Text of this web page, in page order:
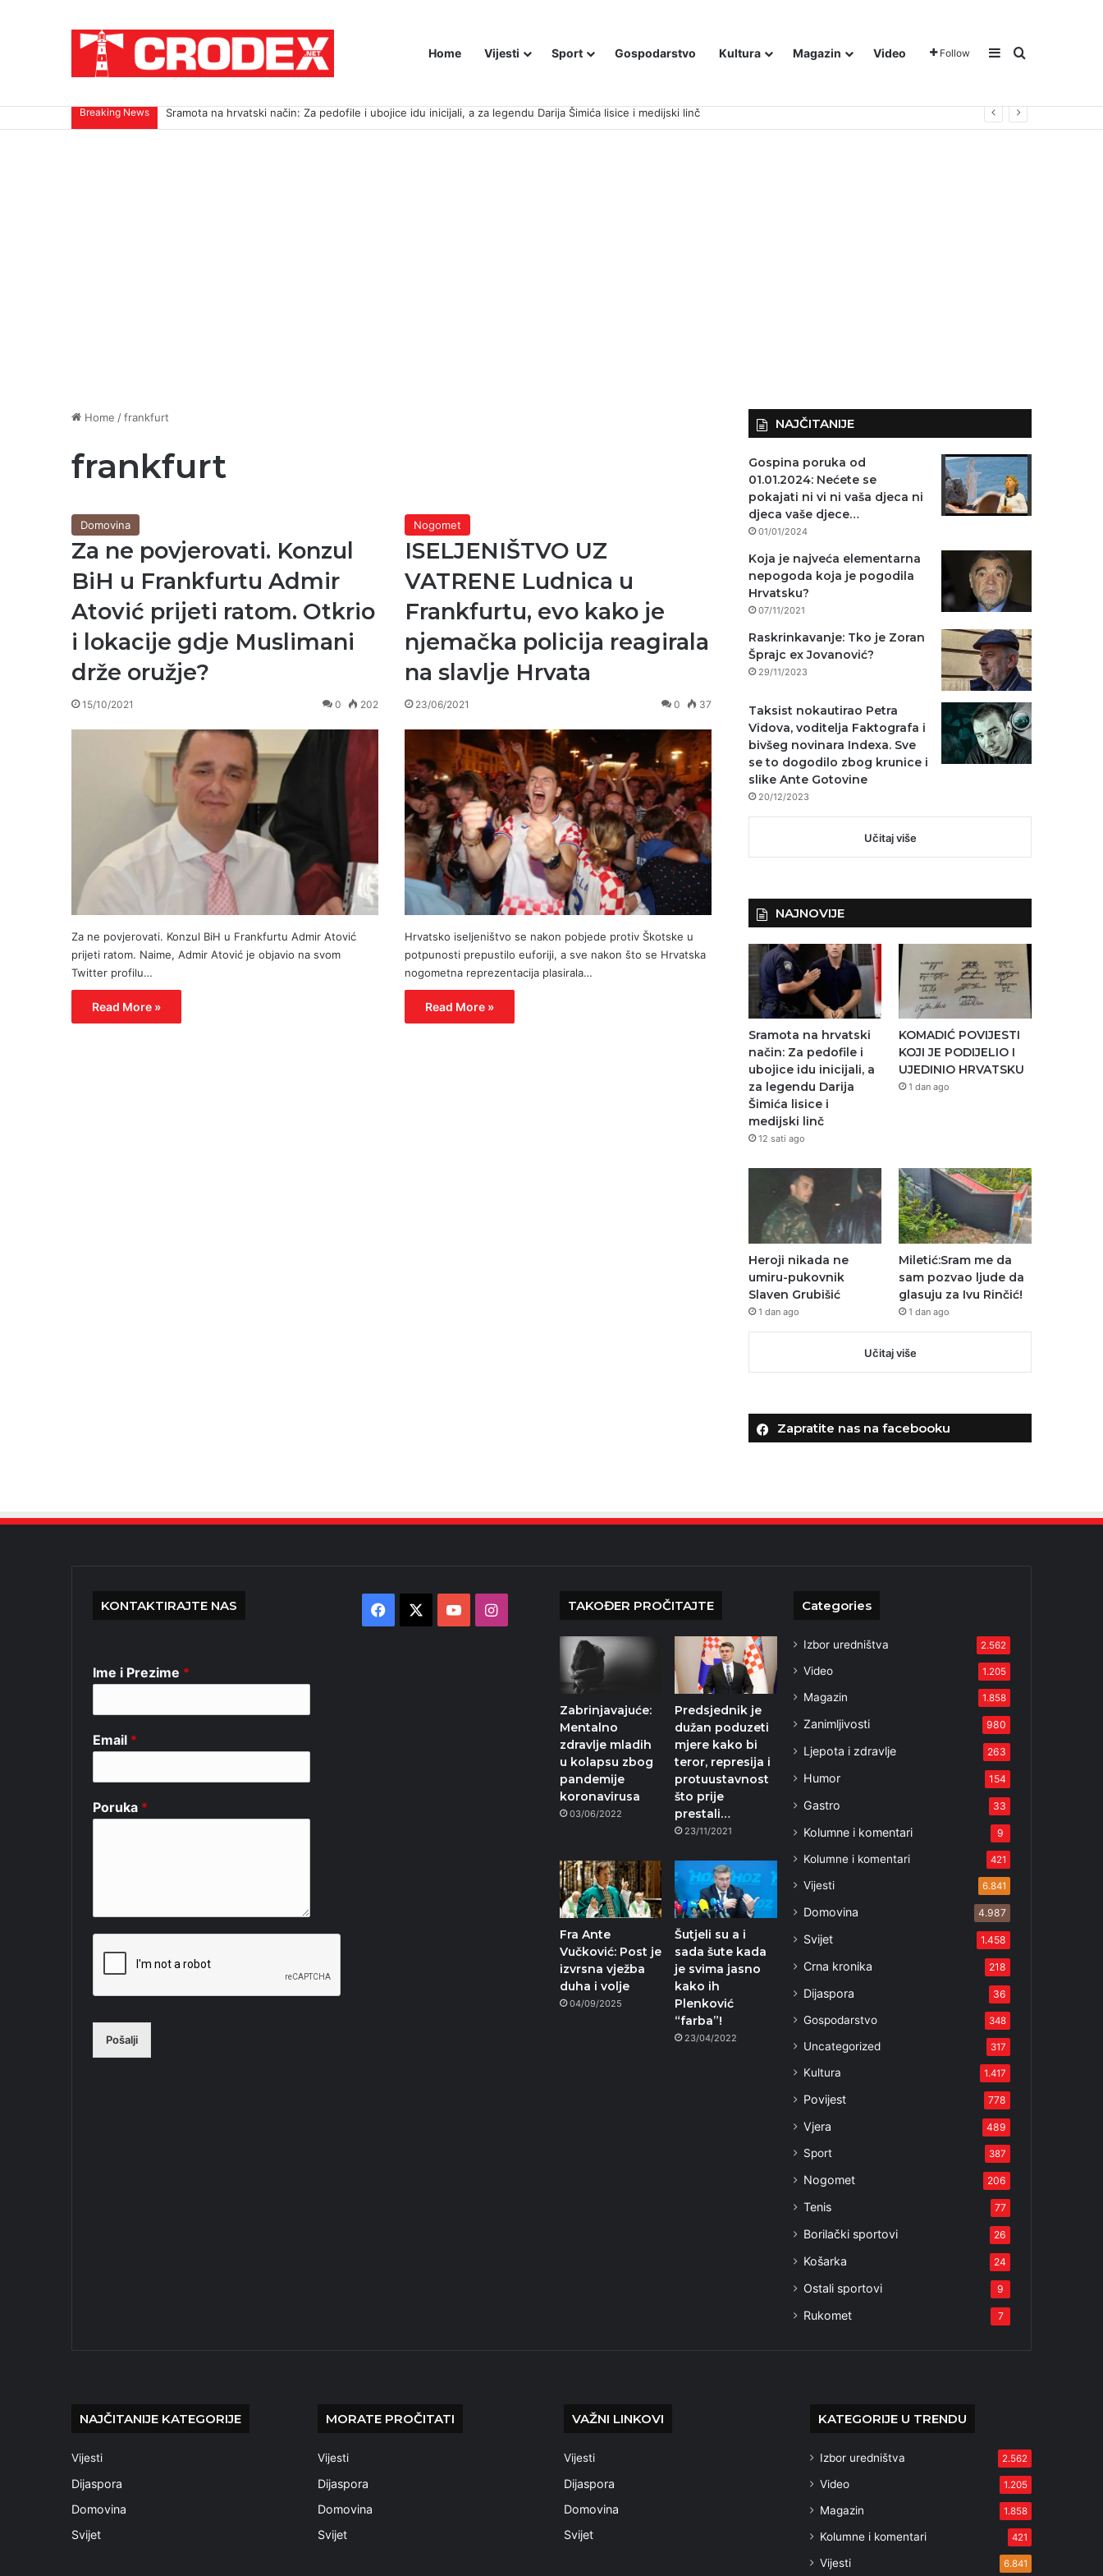
Home Vijesti Sport Gospodarstvo Kultura Magazin Video Follow Sidebar
Traži
Breaking News Sramota na hrvatski način: Za pedofile i ubojice idu inicijali, a za legendu Darija Šimića lisice i medijski linč
Home /frankfurt
frankfurt
Domovina
Za ne povjerovati. Konzul
BiH u Frankfurtu Admir
Atović prijeti ratom. Otkrio
i lokacije gdje Muslimani
drže oružje?
15/10/2021 0 202
Za ne povjerovati. Konzul BiH u Frankfurtu Admir Atović
prijeti ratom. Naime, Admir Atović je objavio na svom
Twitter profilu…
Read More »
Nogomet
ISELJENIŠTVO UZ
VATRENE Ludnica u
Frankfurtu, evo kako je
njemačka policija reagirala
na slavlje Hrvata
23/06/2021 0 37
Hrvatsko iseljeništvo se nakon pobjede protiv Škotske u
potpunosti prepustilo euforiji, a sve nakon što se Hrvatska
nogometna reprezentacija plasirala…
Read More »
NAJČITANIJE
Gospina poruka od
01.01.2024: Nećete se
pokajati ni vi ni vaša djeca ni
djeca vaše djece…
01/01/2024
Koja je najveća elementarna
nepogoda koja je pogodila
Hrvatsku?
07/11/2021
Raskrinkavanje: Tko je Zoran
Šprajc ex Jovanović?
29/11/2023
Taksist nokautirao Petra
Vidova, voditelja Faktografa i
bivšeg novinara Indexa. Sve
se to dogodilo zbog krunice i
slike Ante Gotovine
20/12/2023
Učitaj više
NAJNOVIJE
Sramota na hrvatski
način: Za pedofile i
ubojice idu inicijali, a
za legendu Darija
Šimića lisice i
medijski linč
12 sati ago
KOMADIĆ POVIJESTI
KOJI JE PODIJELIO I
UJEDINIO HRVATSKU
1 dan ago
Heroji nikada ne
umiru-pukovnik
Slaven Grubišić
1 dan ago
Miletić:Sram me da
sam pozvao ljude da
glasuju za Ivu Rinčić!
1 dan ago
Učitaj više
Zapratite nas na facebooku
KONTAKTIRAJTE NAS
Ime i Prezime *
Email *
Poruka *
Pošalji
Facebook YouTubeInstagram TAKOĐER PROČITAJTE
Zabrinjavajuće:
Mentalno
zdravlje mladih
u kolapsu zbog
pandemije
koronavirusa
03/06/2022
Predsjednik je
dužan poduzeti
mjere kako bi
teror, represija i
protuustavnost
što prije
prestali…
23/11/2021
Fra Ante
Vučković: Post je
izvrsna vježba
duha i volje
04/09/2025
Šutjeli su a i
sada šute kada
je svima jasno
kako ih
Plenković
“farba”!
23/04/2022
Categories
Izbor uredništva 2.562
Video 1.205
Magazin 1.858
Zanimljivosti 980
Ljepota i zdravlje 263
Humor 154
Gastro 33
Kolumne i komentari 9
Kolumne i komentari 421
Vijesti 6.841
Domovina 4.987
Svijet 1.458
Crna kronika 218
Dijaspora 36
Gospodarstvo 348
Uncategorized 317
Kultura 1.417
Povijest 778
Vjera 489
Sport 387
Nogomet 206
Tenis 77
Borilački sportovi 26
Košarka 24
Ostali sportovi 9
Rukomet 7
NAJČITANIJE KATEGORIJE
Vijesti
Dijaspora
Domovina
Svijet
MORATE PROČITATI
Vijesti
Dijaspora
Domovina
Svijet
VAŽNI LINKOVI
Vijesti
Dijaspora
Domovina
Svijet
KATEGORIJE U TRENDU
Izbor uredništva 2.562
Video 1.205
Magazin 1.858
Kolumne i komentari 421
Vijesti 6.841